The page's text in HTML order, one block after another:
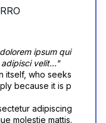
ipsum qui
adipisci velit..."
itself, who seeks
because it is p
adipiscing
molestie mattis.